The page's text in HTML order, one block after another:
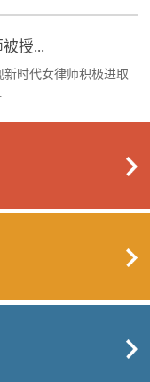
授...
时代女律师积极进取